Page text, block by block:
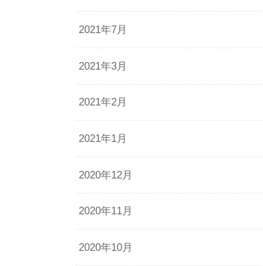
2021年7月
2021年3月
2021年2月
2021年1月
2020年12月
2020年11月
2020年10月